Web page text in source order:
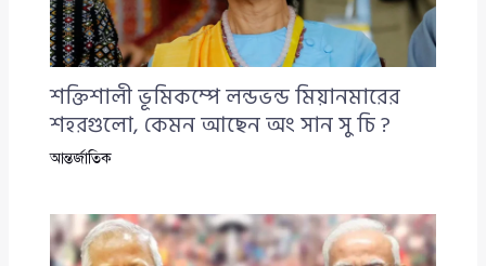
শক্তিশালী ভূমিকম্পে লন্ডভন্ড মিয়ানমারের
শহরগুলো, কেমন আছেন অং সান সু চি ?
আন্তর্জাতিক